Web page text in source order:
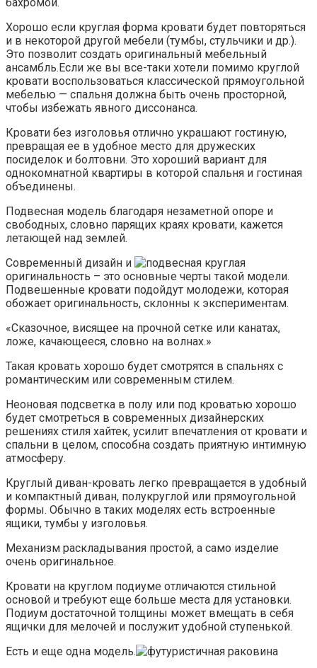
Хорошо если круглая форма кровати будет повторяться
и в некоторой другой мебели (тумбы, стульчики и др.).
Это позволит создать оригинальный мебельный
ансамбль.Если же вы все-таки хотели помимо круглой
кровати воспользоваться классической прямоугольной
мебелью — спальня должна быть очень просторной,
чтобы избежать явного диссонанса.
Кровати без изголовья отлично украшают гостиную,
превращая ее в удобное место для дружеских
посиделок и болтовни. Это хороший вариант для
однокомнатной квартиры в которой спальня и гостиная
объединены.
Подвесная модель благодаря незаметной опоре и
свободных, словно парящих краях кровати, кажется
летающей над землей.
Современный дизайн и
оригинальность – это основные черты такой модели.
Подвешенные кровати подойдут молодежи, которая
обожает оригинальность, склонны к экспериментам.
«Сказочное, висящее на прочной сетке или канатах,
ложе, качающееся, словно на волнах.»
Такая кровать хорошо будет смотрятся в спальнях с
романтическим или современным стилем.
Неоновая подсветка в полу или под кроватью хорошо
будет смотреться в современных дизайнерских
решениях стиля хайтек, усилит впечатления от кровати и
спальни в целом, способна создать приятную интимную
атмосферу.
Круглый диван-кровать легко превращается в удобный
и компактный диван, полукруглой или прямоугольной
формы. Обычно в таких моделях есть встроенные
ящики, тумбы у изголовья.
Механизм раскладывания простой, а само изделие
очень оригинальное.
Кровати на круглом подиуме отличаются стильной
основой и требуют еще больше места для установки.
Подиум достаточной толщины может вмещать в себя
ящички для мелочей и послужит удобной ступенькой.
Есть и еще одна модель.